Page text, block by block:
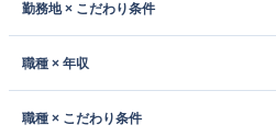
勤務地 × こだわり条件
職種 × 年収
職種 × こだわり条件